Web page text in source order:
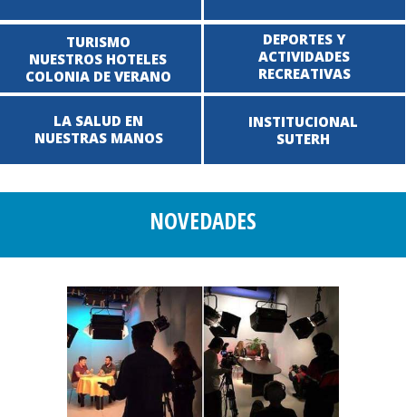
TURISMO
NUESTROS HOTELES
COLONIA DE VERANO
DEPORTES Y
ACTIVIDADES
RECREATIVAS
LA SALUD EN
NUESTRAS MANOS
INSTITUCIONAL
SUTERH
NOVEDADES